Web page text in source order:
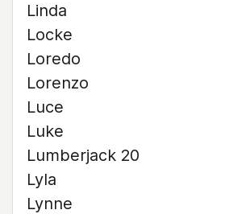
Linda
Locke
Loredo
Lorenzo
Luce
Luke
Lumberjack 20
Lyla
Lynne